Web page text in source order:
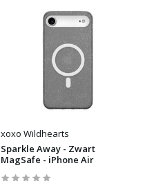
xoxo Wildhearts
Sparkle Away - Zwart
MagSafe - iPhone Air